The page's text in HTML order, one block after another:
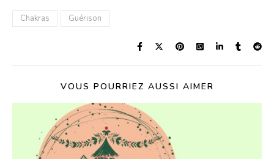
Chakras Guérison
VOUS POURRIEZ AUSSI AIMER